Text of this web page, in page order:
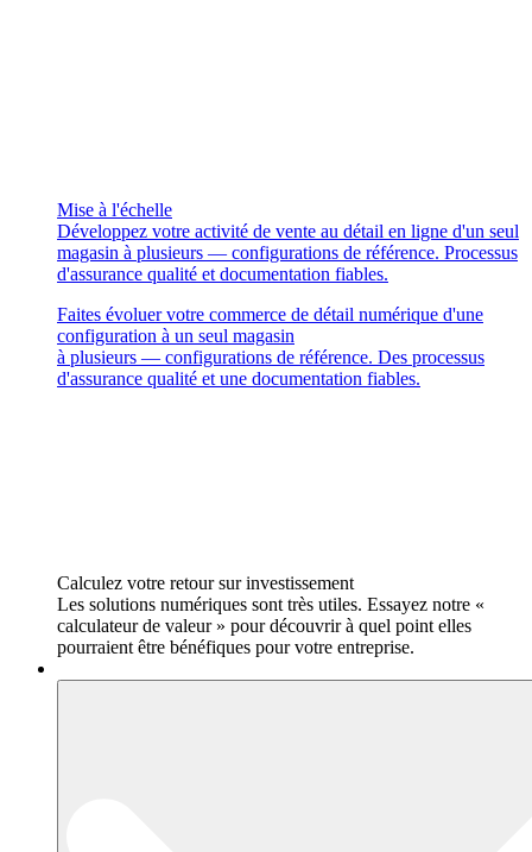
Mise à l'échelle
Développez votre activité de vente au détail en ligne d'un seul
magasin à plusieurs — configurations de référence. Processus
d'assurance qualité et documentation fiables.
Faites évoluer votre commerce de détail numérique d'une
configuration à un seul magasin
à plusieurs — configurations de référence. Des processus
d'assurance qualité et une documentation fiables.
Calculez votre retour sur investissement
Les solutions numériques sont très utiles. Essayez notre «
calculateur de valeur » pour découvrir à quel point elles
pourraient être bénéfiques pour votre entreprise.